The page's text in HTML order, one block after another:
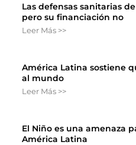
Las defensas sanitarias
pero su financiación no
Leer Más >>
América Latina sostiene
al mundo
Leer Más >>
El Niño es una amenaza
América Latina